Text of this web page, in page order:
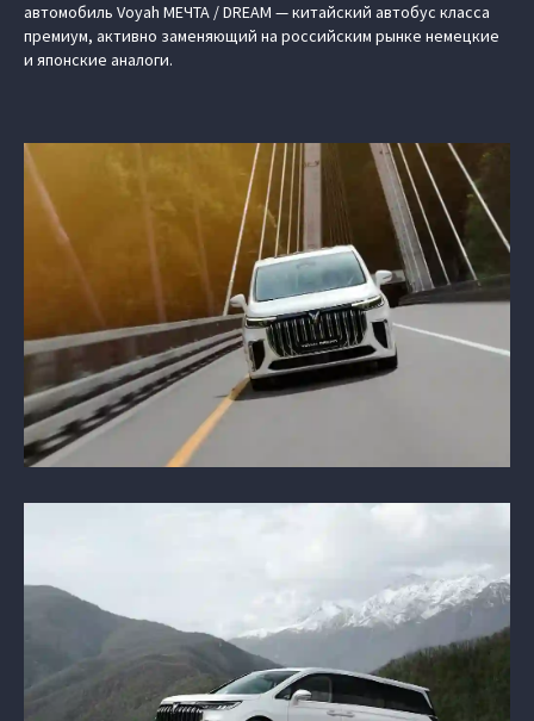
автомобиль Voyah МЕЧТА / DREAM — китайский автобус класса
премиум, активно заменяющий на российским рынке немецкие
и японские аналоги.